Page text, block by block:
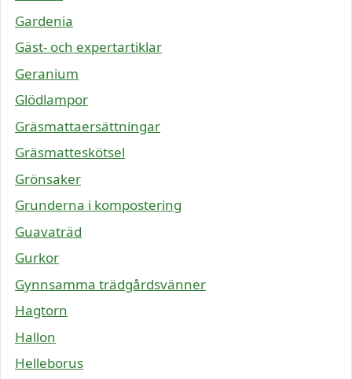
Gardenia
Gäst- och expertartiklar
Geranium
Glödlampor
Gräsmattaersättningar
Gräsmatteskötsel
Grönsaker
Grunderna i kompostering
Guavaträd
Gurkor
Gynnsamma trädgårdsvänner
Hagtorn
Hallon
Helleborus